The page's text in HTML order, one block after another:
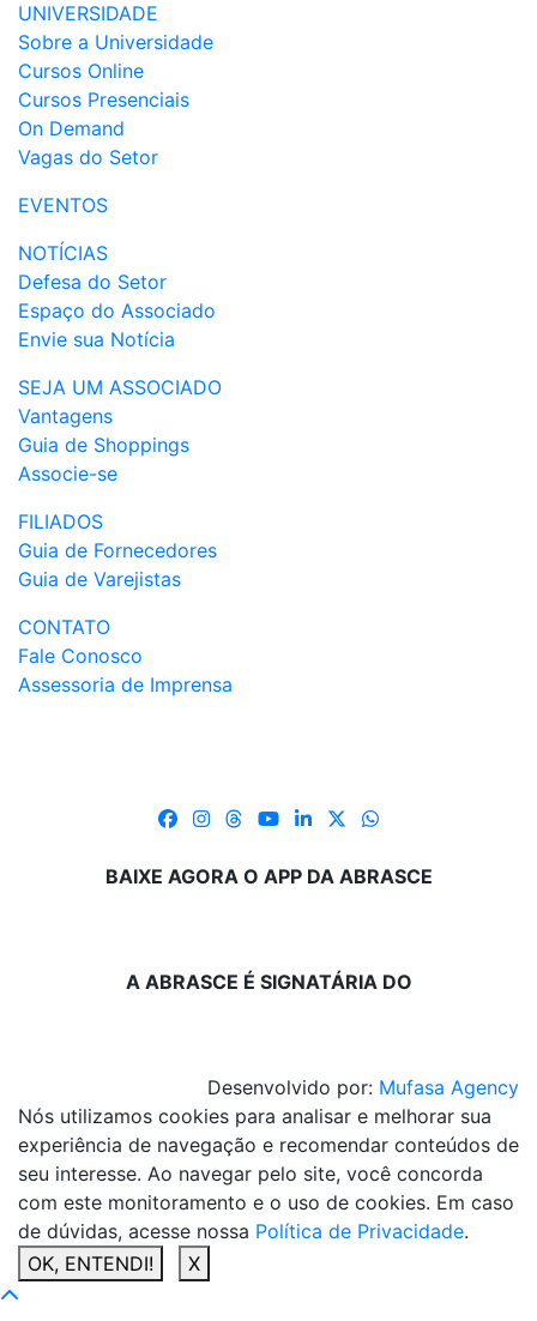
UNIVERSIDADE
Sobre a Universidade
Cursos Online
Cursos Presenciais
On Demand
Vagas do Setor
EVENTOS
NOTÍCIAS
Defesa do Setor
Espaço do Associado
Envie sua Notícia
SEJA UM ASSOCIADO
Vantagens
Guia de Shoppings
Associe-se
FILIADOS
Guia de Fornecedores
Guia de Varejistas
CONTATO
Fale Conosco
Assessoria de Imprensa
BAIXE AGORA O APP DA ABRASCE
A ABRASCE É SIGNATÁRIA DO
Desenvolvido por: Mufasa Agency
Nós utilizamos cookies para analisar e melhorar sua
experiência de navegação e recomendar conteúdos de
seu interesse. Ao navegar pelo site, você concorda
com este monitoramento e o uso de cookies. Em caso
de dúvidas, acesse nossa Política de Privacidade.
OK, ENTENDI!
X